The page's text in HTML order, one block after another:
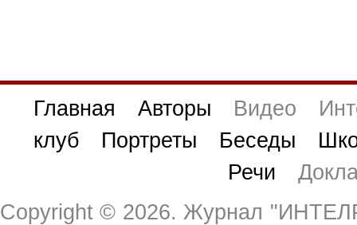
Главная Авторы Видео
клуб
Портреты Беседы
Речи
Copyright © 2026. Журнал